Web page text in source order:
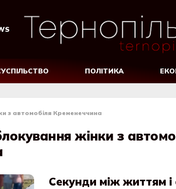
ПОЛІТИКА
з автомобіля Кременеччина
жінки з
Секунди між життям